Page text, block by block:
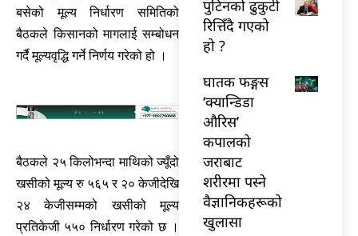
बसेको मूल्य निर्धारण समितिको
बैठकले किसानको मागलाई सम्बोधन
गर्दै मूल्यवृद्धि गर्ने निर्णय गरेको हो ।
बैठकले २५ किलोभन्दा माथिको ज्यूँदो
खसीको मूल्य रु ५६५ र २० केजीदेखि
२४ केजीसम्मको खसीको मूल्य
प्रतिकेजी ५५० निर्धारण गरेको छ ।
पुटिनको ढुकुटी
रित्तिँदै गएको
हो ?
घातक फङ्गस
‘क्यान्डिडा
औरिस’
कपालको
जराबाट
शरीरमा पस्ने
वैज्ञानिकहरूको
खुलासा